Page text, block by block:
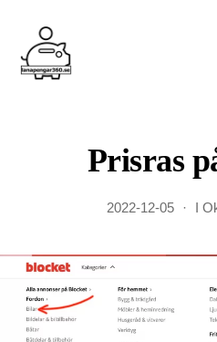
Prisras
2022-12-05 I